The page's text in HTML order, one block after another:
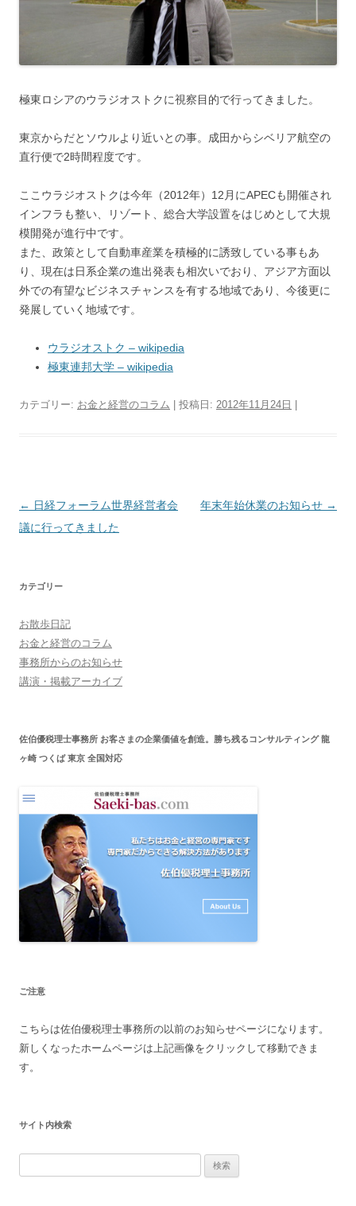
極東ロシアのウラジオストクに視察目的で行ってきました。
東京からだとソウルより近いとの事。成田からシベリア航空の
直行便で2時間程度です。
ここウラジオストクは今年（2012年）12月にAPECも開催され
インフラも整い、リゾート、総合大学設置をはじめとして大規
模開発が進行中です。
また、政策として自動車産業を積極的に誘致している事もあ
り、現在は日系企業の進出発表も相次いでおり、アジア方面以
外での有望なビジネスチャンスを有する地域であり、今後更に
発展していく地域です。
ウラジオストク – wikipedia
極東連邦大学 – wikipedia
カテゴリー: お金と経営のコラム | 投稿日: 2012年11月24日 |
投
稿
ゲ
シ
ョ
ン
← 日経フォーラム世界経営者会
議に行ってきました
年末年始休業のお知らせ →
カテゴリー
お散歩日記
お金と経営のコラム
事務所からのお知らせ
講演・掲載アーカイブ
佐伯優税理士事務所 お客さまの企業価値を創造。勝ち残るコンサルティング 龍
ヶ崎 つくば 東京 全国対応
ご注意
こちらは佐伯優税理士事務所の以前のお知らせページになります。
新しくなったホームページは上記画像をクリックして移動できま
す。
サイト内検索
索: